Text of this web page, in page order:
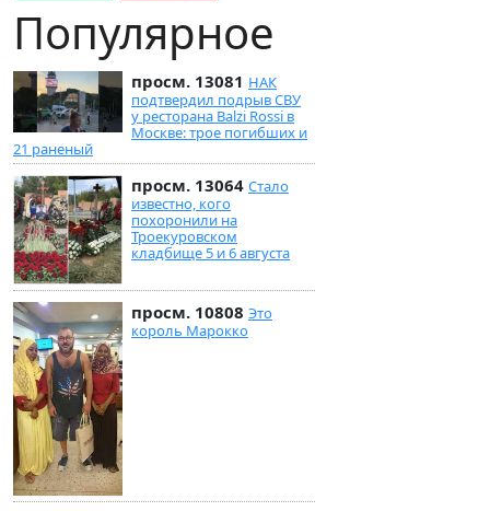
Популярное
просм. 13081 НАК
подтвердил подрыв СВУ
у ресторана Balzi Rossi в
Москве: трое погибших и
21 раненый
просм. 13064 Стало
известно, кого
похоронили на
Троекуровском
кладбище 5 и 6 августа
просм. 10808 Это
король Марокко